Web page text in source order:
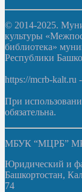
© 2014-2025.
культуры
библиотека»
Республики
https://mcrb-
При
обязательна.
МБУК “МЦРБ” МР
Юридический и
Башкортостан,
74